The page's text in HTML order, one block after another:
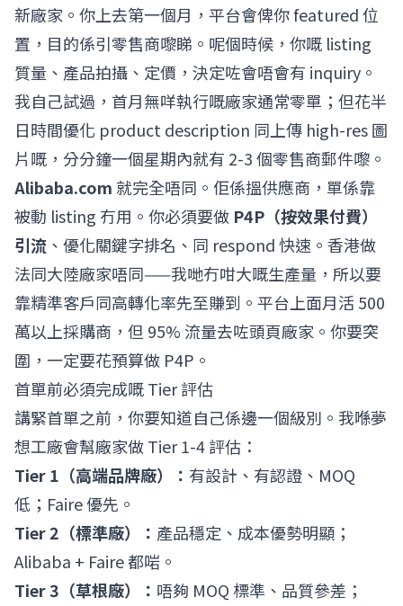
新廠家。你上去第一個月，平台會俾你 featured 位
置，目的係引零售商嚟睇。呢個時候，你嘅 listing
質量、產品拍攝、定價，決定咗會唔會有 inquiry。
我自己試過，首月無咩執行嘅廠家通常零單；但花半
日時間優化 product description 同上傳 high-res 圖
片嘅，分分鐘一個星期內就有 2-3 個零售商郵件嚟。
Alibaba.com 就完全唔同。佢係搵供應商，單係靠
被動 listing 冇用。你必須要做 P4P（按效果付費）
引流 、優化關鍵字排名、同 respond 快速。香港做
法同大陸廠家唔同——我哋冇咁大嘅生產量，所以要
靠精準客戶同高轉化率先至賺到。平台上面月活 500
萬以上採購商，但 95% 流量去咗頭頁廠家。你要突
圍，一定要花預算做 P4P。
首單前必須完成嘅 Tier 評估
講緊首單之前，你要知道自己係邊一個級別。我喺夢
想工廠會幫廠家做 Tier 1-4 評估：
Tier 1（高端品牌廠）： 有設計、有認證、MOQ
低；Faire 優先。
Tier 2（標準廠）： 產品穩定、成本優勢明顯；
Alibaba + Faire 都啱。
Tier 3（草根廠）： 唔夠 MOQ 標準、品質參差；